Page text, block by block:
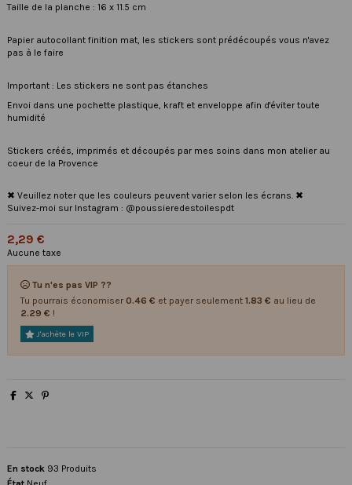
Taille de la planche : 16 x 11.5 cm
Papier autocollant finition mat, les stickers sont prédécoupés vous n'avez
pas à le faire
Important : Les stickers ne sont pas étanches
Envoi dans une pochette plastique, kraft et enveloppe afin d'éviter toute
humidité
Stickers créés, imprimés et découpés par mes soins dans mon atelier au
coeur de la Provence
✖ Veuillez noter que les couleurs peuvent varier selon les écrans. ✖
Suivez-moi sur Instagram : @poussieredestoilespdt
2,29 €
Aucune taxe
Tu n'es pas VIP ??
Tu pourrais économiser 0.46 € et payer seulement 1.83 € au lieu de
2.29 € !
J'achète le VIP
En stock 93 Produits